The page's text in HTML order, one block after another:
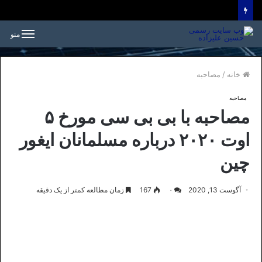
منو
خانه / مصاحبه
مصاحبه
مصاحبه با بی بی سی مورخ ۵
اوت ۲۰۲۰ درباره مسلمانان ایغور
چین
آگوست 13, 2020 ۰ 167 زمان مطالعه کمتر از یک دقیقه